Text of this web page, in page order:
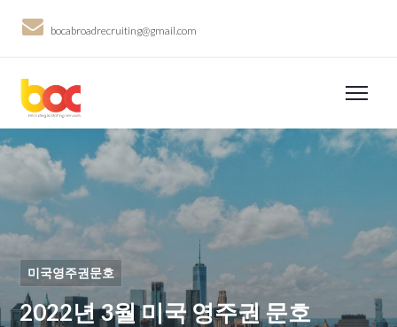
bocabroadrecruiting@gmail.com
미국영주권문호
2022년 3월 미국 영주권 문호